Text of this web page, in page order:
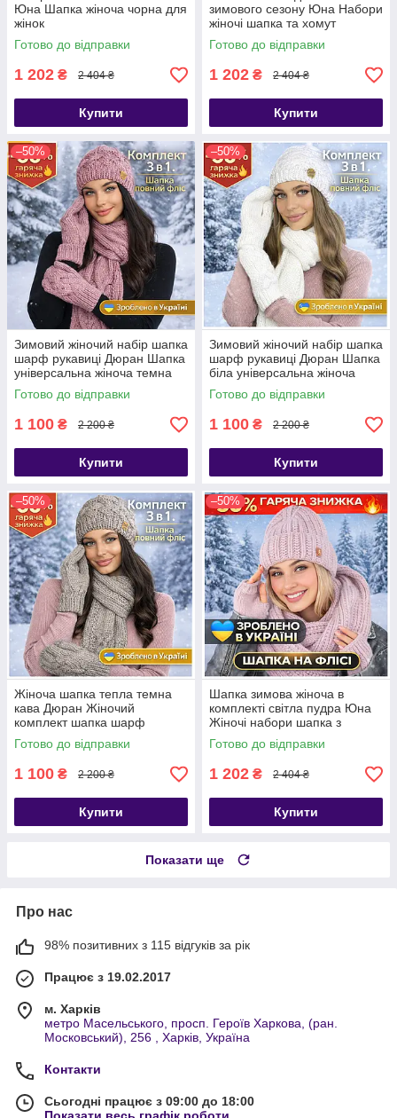
Юна Шапка жіноча чорна для
жінок
Готово до відправки
1 202 ₴ 2 404 ₴
Купити
зимового сезону Юна Набори
жіночі шапка та хомут
Готово до відправки
1 202 ₴ 2 404 ₴
Купити
–50%
Зимовий жіночий набір шапка
шарф рукавиці Дюран Шапка
універсальна жіноча темна
пудра
Готово до відправки
1 100 ₴ 2 200 ₴
Купити
–50%
Зимовий жіночий набір шапка
шарф рукавиці Дюран Шапка
біла універсальна жіноча
Готово до відправки
1 100 ₴ 2 200 ₴
Купити
–50%
Жіноча шапка тепла темна
кава Дюран Жіночий
комплект шапка шарф
рукавиці
Готово до відправки
1 100 ₴ 2 200 ₴
Купити
–50%
Шапка зимова жіноча в
комплекті світла пудра Юна
Жіночі набори шапка з
шарфом
Готово до відправки
1 202 ₴ 2 404 ₴
Купити
Показати ще
Про нас
98% позитивних з 115 відгуків за рік
Працює з 19.02.2017
м. Харків
метро Масельського, просп. Героїв Харкова, (ран.
Московський), 256 , Харків, Україна
Контакти
Сьогодні працює з 09:00 до 18:00